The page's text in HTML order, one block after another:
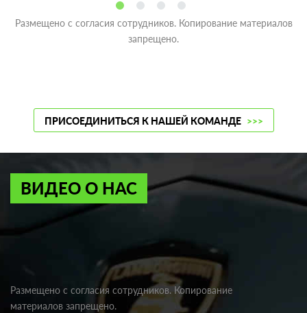
Размещено с согласия сотрудников. Копирование материалов
запрещено.
ПРИСОЕДИНИТЬСЯ К НАШЕЙ КОМАНДЕ >>>
ВИДЕО О НАС
Размещено с согласия сотрудников. Копирование
материалов запрещено.